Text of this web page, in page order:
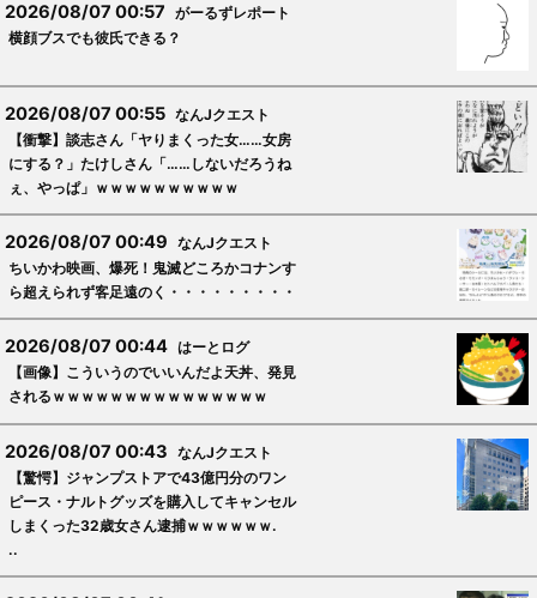
2026/08/07 00:57がーるずレポート
横顔ブスでも彼氏できる？
2026/08/07 00:55なんJクエスト
【衝撃】談志さん「ヤりまくった女……女房
にする？」たけしさん「……しないだろうね
ぇ、やっぱ」ｗｗｗｗｗｗｗｗｗｗ
2026/08/07 00:49なんJクエスト
ちいかわ映画、爆死！鬼滅どころかコナンす
ら超えられず客足遠のく・・・・・・・・・
2026/08/07 00:44はーとログ
【画像】こういうのでいいんだよ天丼、発見
されるｗｗｗｗｗｗｗｗｗｗｗｗｗｗｗ
2026/08/07 00:43なんJクエスト
【驚愕】ジャンプストアで43億円分のワン
ピース・ナルトグッズを購入してキャンセル
しまくった32歳女さん逮捕ｗｗｗｗｗｗ.
..